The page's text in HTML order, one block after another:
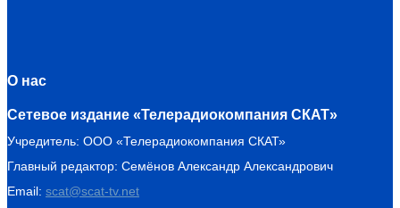
О нас
Сетевое издание «Телерадиокомпания СКАТ»
Учредитель: ООО «Телерадиокомпания СКАТ»
Главный редактор: Семёнов Александр Александрович
Email: scat@scat-tv.net